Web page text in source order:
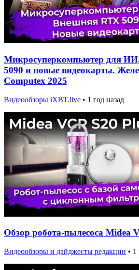
Микросуперкомпьютер для
5090 и новые видеокарты.
Computex 2025
Видеообзоры iXBT.live • 1 год назад
Обзор робота-пылесоса Midea
Видеообзоры и дайджесты редакции • 1